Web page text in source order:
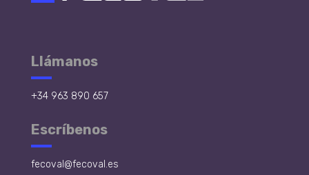
Llámanos
+34 963 890 657
Escríbenos
fecoval@fecoval.es